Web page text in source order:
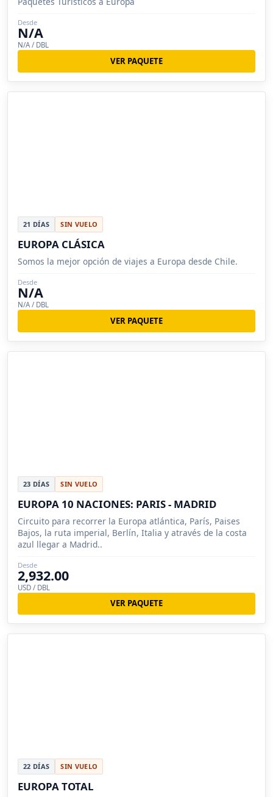
Desde
N/A
N/A / DBL
VER PAQUETE
21 DÍAS SIN VUELO
EUROPA CLÁSICA
Somos la mejor opción de viajes a Europa desde Chile.
Desde
N/A
N/A / DBL
VER PAQUETE
23 DÍAS SIN VUELO
EUROPA 10 NACIONES: PARIS - MADRID
Circuito para recorrer la Europa atlántica, París, Paises
Bajos, la ruta imperial, Berlín, Italia y através de la costa
azul llegar a Madrid..
Desde
2,932.00
USD / DBL
VER PAQUETE
22 DÍAS SIN VUELO
EUROPA TOTAL